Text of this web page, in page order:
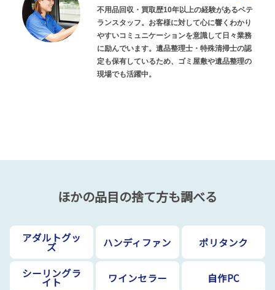
不用品回収・買取歴10年以上の経験があるベテ
ランスタッフ。お客様に対して心に響くわかり
やすいコミュニケーションを意識して日々業務
に励んでいます。遺品整理士・特殊清掃士の認
定も保有しているため、ゴミ屋敷や遺品整理の
現場でも活躍中。
ほかの品目の捨て方も調べる
アダルトグッ
ズ ハンディファン ポリタンク
シーリングラ
イト ワインセラー 自作PC